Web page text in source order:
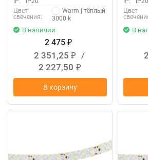
Цвет
свечения:
Warm | тёплый
3000 k
В наличии
2 475 ₽
2 351,25 ₽
/
2 227,50 ₽
В корзину
Цвет
В